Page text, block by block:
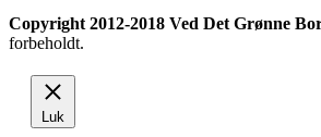
Copyright 2012-2018 Ved Det Grønne
forbeholdt.
Luk